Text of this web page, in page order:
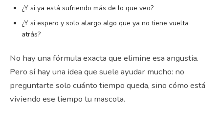
¿Y si ya está sufriendo más de lo que veo?
¿Y si espero y solo alargo algo que ya no tiene vuelta
atrás?
No hay una fórmula exacta que elimine esa angustia.
Pero sí hay una idea que suele ayudar mucho: no
preguntarte solo cuánto tiempo queda, sino cómo está
viviendo ese tiempo tu mascota.